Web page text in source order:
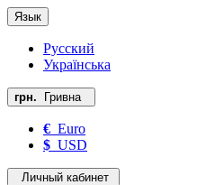
Язык
Русский
Українська
грн. Гривна
€ Euro
$ USD
Личный кабинет